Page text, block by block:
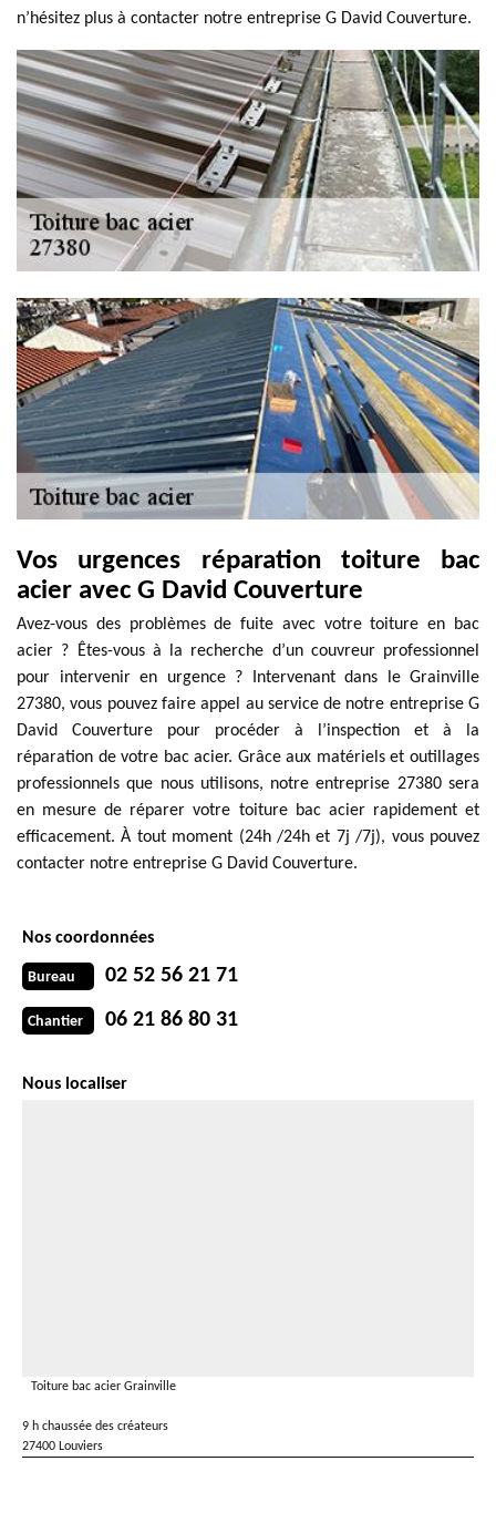
n’hésitez plus à contacter notre entreprise G David Couverture.
Vos urgences réparation toiture bac
acier avec G David Couverture
Avez-vous des problèmes de fuite avec votre toiture en bac
acier ? Êtes-vous à la recherche d’un couvreur professionnel
pour intervenir en urgence ? Intervenant dans le Grainville
27380, vous pouvez faire appel au service de notre entreprise G
David Couverture pour procéder à l’inspection et à la
réparation de votre bac acier. Grâce aux matériels et outillages
professionnels que nous utilisons, notre entreprise 27380 sera
en mesure de réparer votre toiture bac acier rapidement et
efficacement. À tout moment (24h /24h et 7j /7j), vous pouvez
contacter notre entreprise G David Couverture.
Nos coordonnées
Bureau 02 52 56 21 71
Chantier 06 21 86 80 31
Nous localiser
Toiture bac acier Grainville
9 h chaussée des créateurs
27400 Louviers